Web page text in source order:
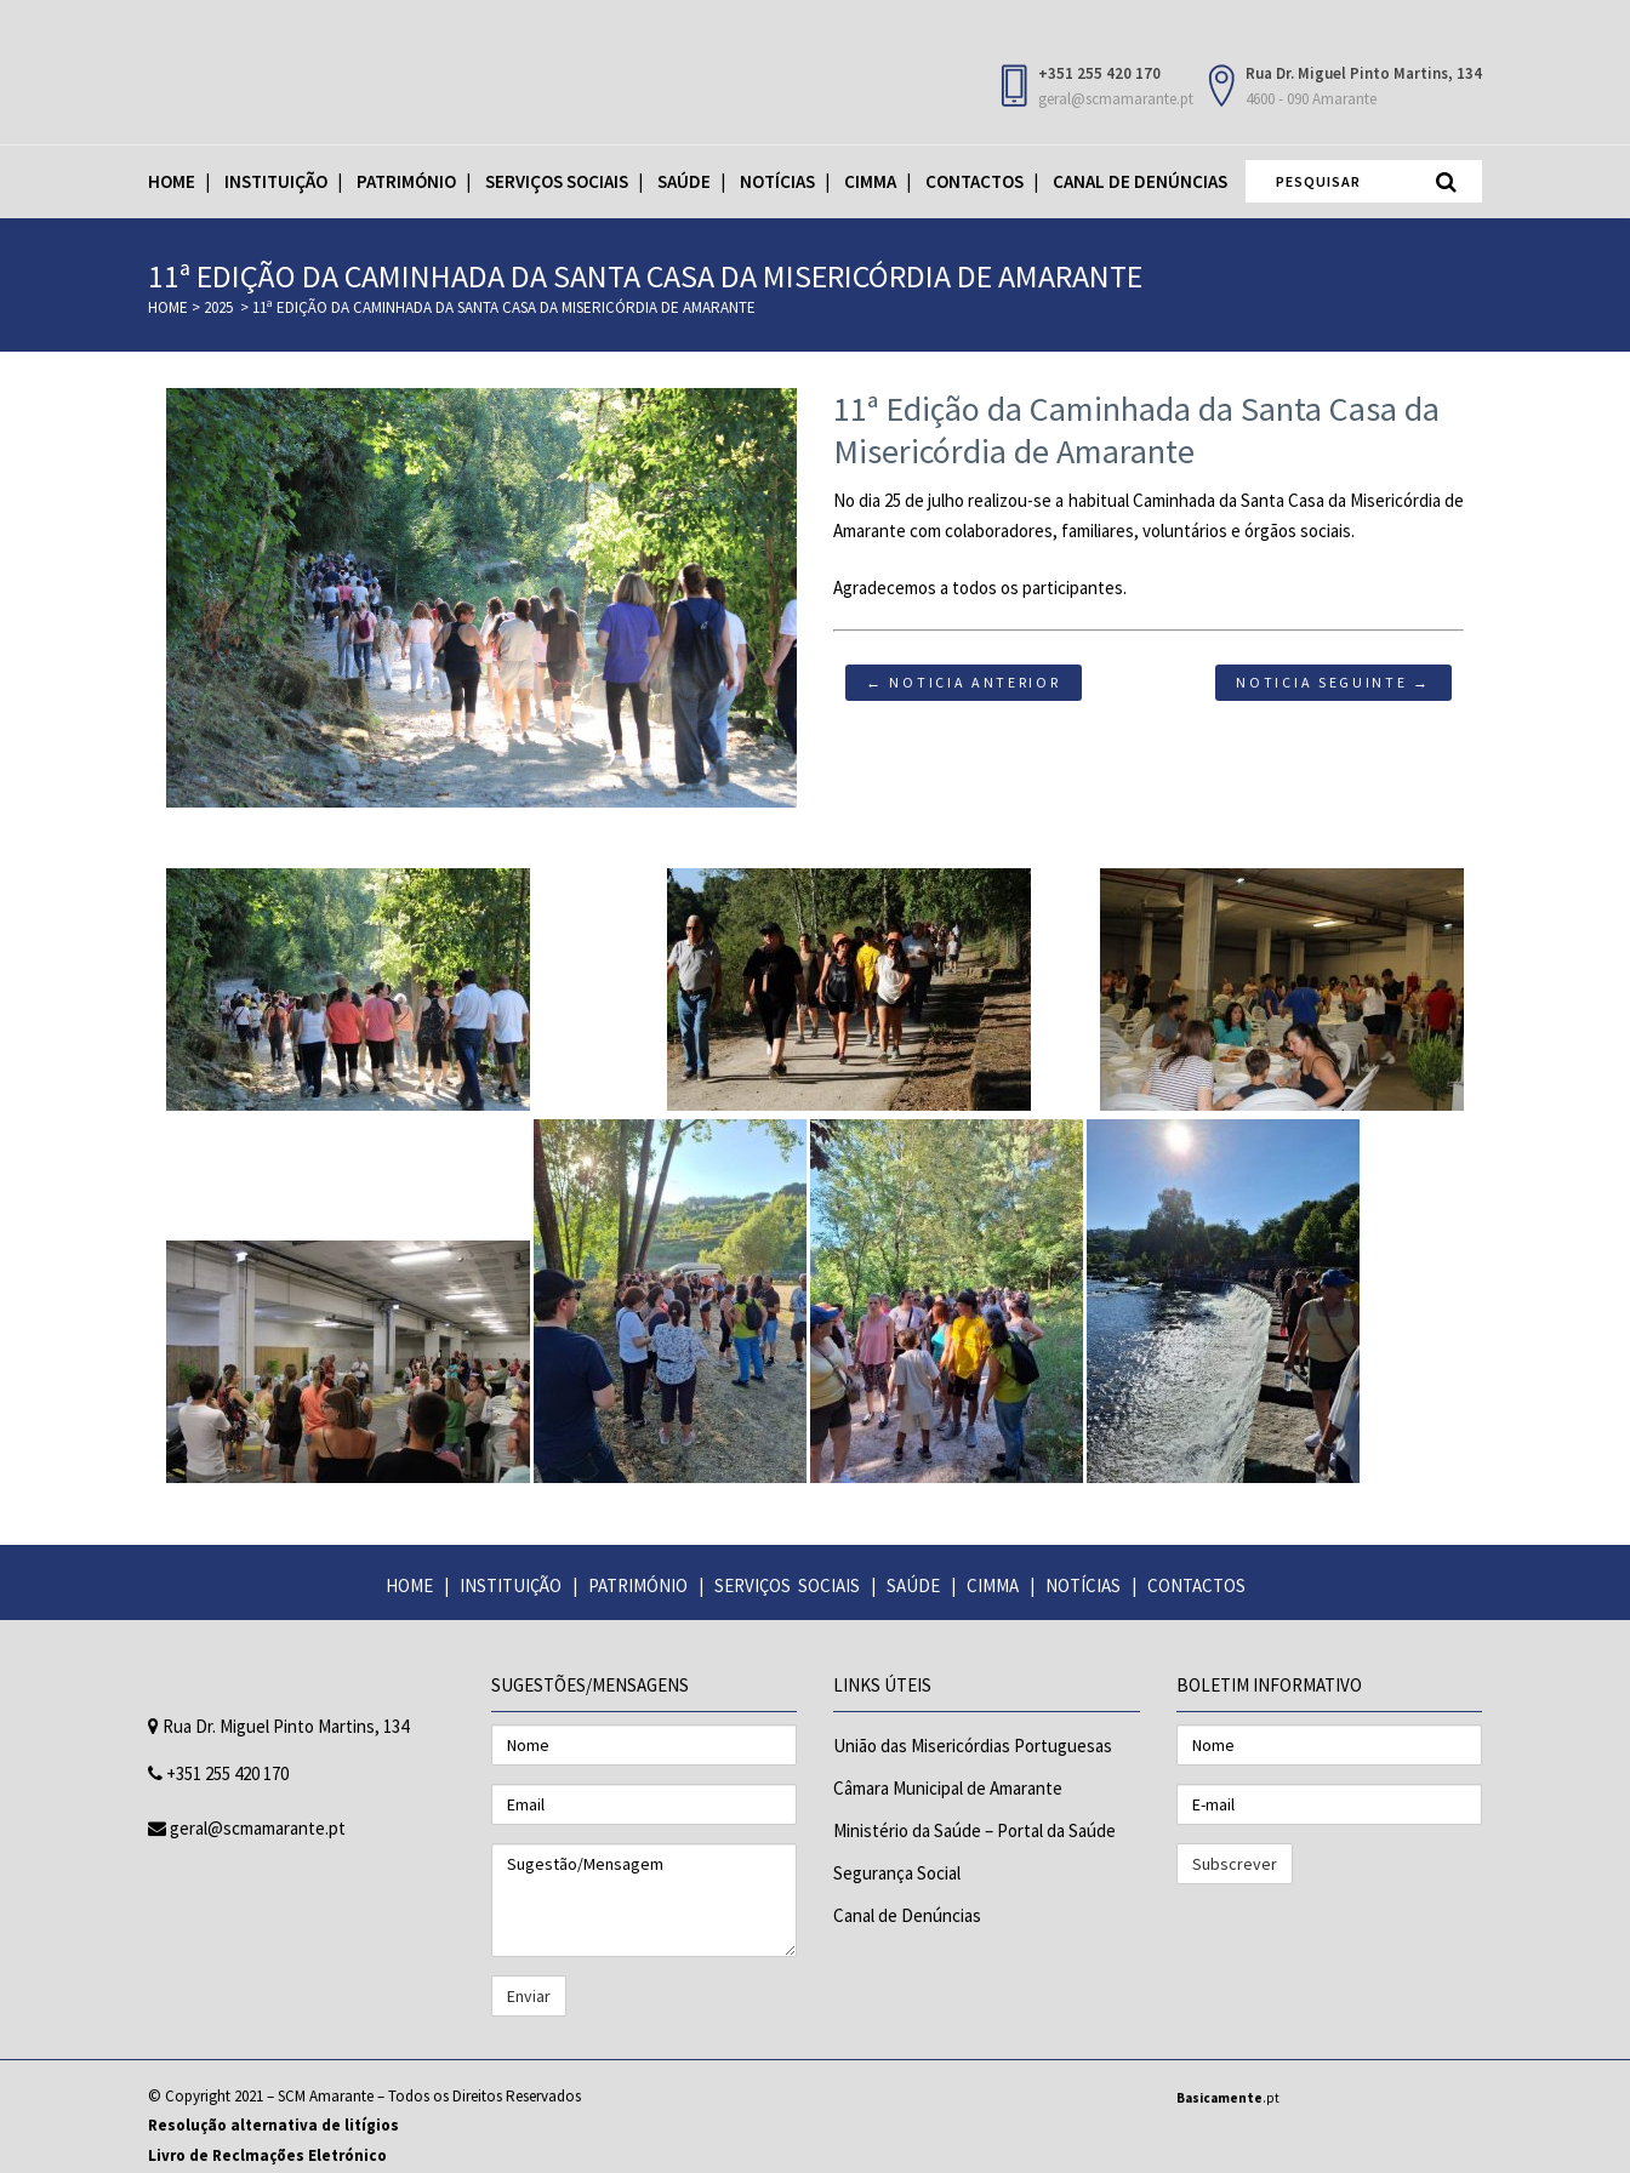
+351 255 420 170
geral@scmamarante.pt
Rua Dr. Miguel Pinto Martins, 134
4600 - 090 Amarante
HOME INSTITUIÇÃO PATRIMÓNIO SERVIÇOS SOCIAIS SAÚDE NOTÍCIAS CIMMA CONTACTOS CANAL DE DENÚNCIAS
11ª EDIÇÃO DA CAMINHADA DA SANTA CASA DA MISERICÓRDIA DE AMARANTE
HOME > 2025 > 11ª EDIÇÃO DA CAMINHADA DA SANTA CASA DA MISERICÓRDIA DE AMARANTE
11ª Edição da Caminhada da Santa Casa da
Misericórdia de Amarante
No dia 25 de julho realizou-se a habitual Caminhada da Santa Casa da Misericórdia de
Amarante com colaboradores, familiares, voluntários e órgãos sociais.
Agradecemos a todos os participantes.
← NOTICIA ANTERIOR NOTICIA SEGUINTE →
HOME| INSTITUIÇÃO PATRIMÓNIO SERVIÇOS SOCIAIS SAÚDE| CIMMA| NOTÍCIAS CONTACTOS
Rua Dr. Miguel Pinto Martins, 134
+351 255 420 170
geral@scmamarante.pt
SUGESTÕES/MENSAGENS
Nome
Email
Sugestão/Mensagem
LINKS ÚTEIS
União das Misericórdias Portuguesas
Câmara Municipal de Amarante
Ministério da Saúde – Portal da Saúde
Segurança Social
Canal de Denúncias
BOLETIM INFORMATIVO
Nome
mail
© Copyright 2021 – SCM Amarante – Todos os Direitos Reservados
Resolução alternativa de litígios
Livro de Reclmações Eletrónico
Basicamente.pt